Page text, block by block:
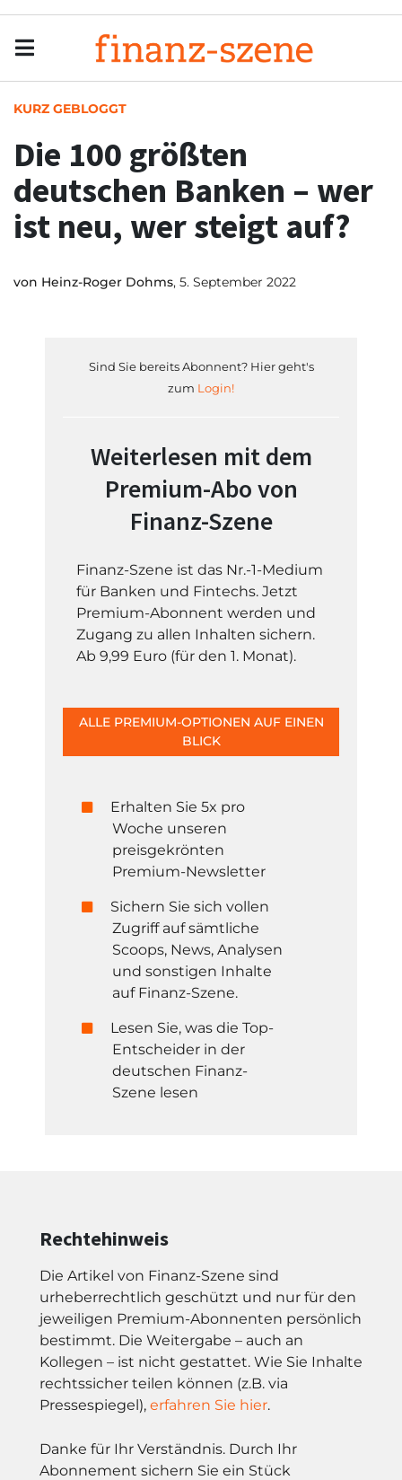
KURZ GEBLOGGT
Die 100 größten
deutschen Banken – wer
ist neu, wer steigt auf?
von Heinz-Roger Dohms, 5. September 2022
Sind Sie bereits Abonnent? Hier geht's
zum Login!
Weiterlesen mit dem
Premium-Abo von
Finanz-Szene
Finanz-Szene ist das Nr.-1-Medium
für Banken und Fintechs. Jetzt
Premium-Abonnent werden und
Zugang zu allen Inhalten sichern.
Ab 9,99 Euro (für den 1. Monat).
ALLE PREMIUM-OPTIONEN AUF EINEN
BLICK
Erhalten Sie 5x pro
Woche unseren
preisgekrönten
Premium-Newsletter
Sichern Sie sich vollen
Zugriff auf sämtliche
Scoops, News, Analysen
und sonstigen Inhalte
auf Finanz-Szene.
Lesen Sie, was die Top-
Entscheider in der
deutschen Finanz-
Szene lesen
Rechtehinweis
Die Artikel von Finanz-Szene sind
urheberrechtlich geschützt und nur für den
jeweiligen Premium-Abonnenten persönlich
bestimmt. Die Weitergabe – auch an
Kollegen – ist nicht gestattet. Wie Sie Inhalte
rechtssicher teilen können (z.B. via
Pressespiegel), erfahren Sie hier.
Danke für Ihr Verständnis. Durch Ihr
Abonnement sichern Sie ein Stück